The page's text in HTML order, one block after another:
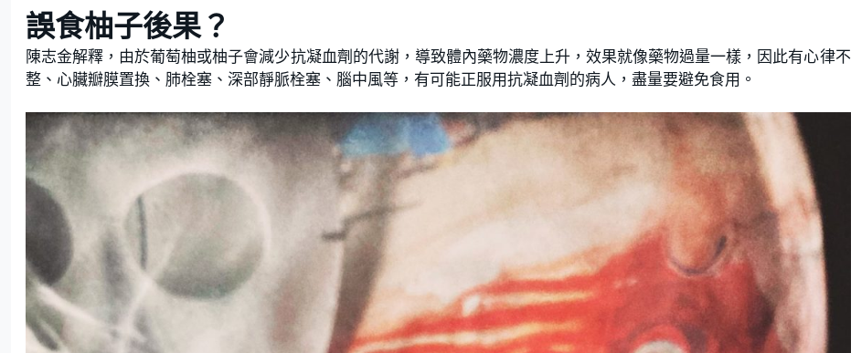
誤食柚子後果？
陳志金解釋，由於葡萄柚或柚子會減少抗凝血劑的代謝，導致體內藥物濃度上升，效果就像藥物過量一樣，因此有心律不
整、心臟瓣膜置換、肺栓塞、深部靜脈栓塞、腦中風等，有可能正服用抗凝血劑的病人，盡量要避免食用。